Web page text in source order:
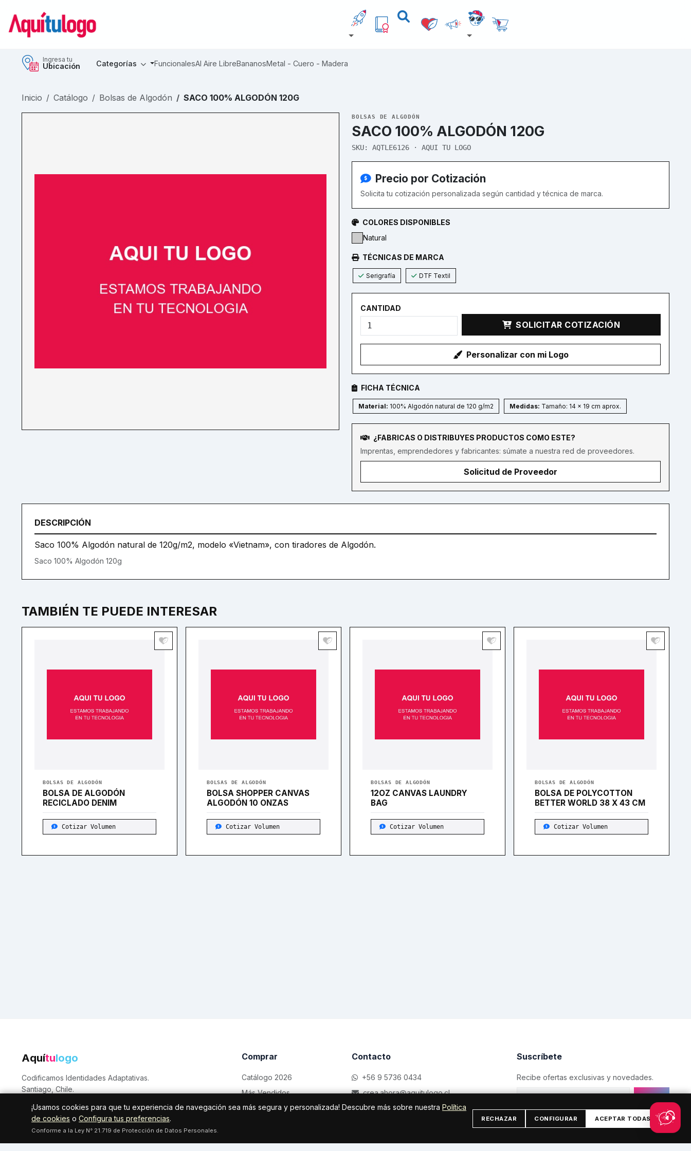
Ingresa tu
Ubicación Categorías FuncionalesAl Aire LibreBananosMetal - Cuero - Madera
Inicio Catálogo Bolsas de Algodón SACO 100% ALGODÓN 120G
BOLSAS DE ALGODÓN
SACO 100% ALGODÓN 120G
SKU: AQTLE6126 · AQUI TU LOGO
Precio por Cotización
Solicita tu cotización personalizada según cantidad y técnica de marca.
COLORES DISPONIBLES
Natural
TÉCNICAS DE MARCA
Serigrafía DTF Textil
CANTIDAD
SOLICITAR COTIZACIÓN
Personalizar con mi Logo
FICHA TÉCNICA
Material: 100% Algodón natural de 120 g/m2 Medidas: Tamaño: 14 x 19 cm aprox.
¿FABRICAS O DISTRIBUYES PRODUCTOS COMO ESTE?
Imprentas, emprendedores y fabricantes: súmate a nuestra red de proveedores.
Solicitud de Proveedor
DESCRIPCIÓN
Saco 100% Algodón natural de 120g/m2, modelo «Vietnam», con tiradores de Algodón.
Saco 100% Algodón 120g
TAMBIÉN TE PUEDE INTERESAR
BOLSAS DE ALGODÓN
BOLSA DE ALGODÓN
RECICLADO DENIM
Cotizar Volumen
BOLSAS DE ALGODÓN
BOLSA SHOPPER CANVAS
ALGODÓN 10 ONZAS
Cotizar Volumen
BOLSAS DE ALGODÓN
12OZ CANVAS LAUNDRY
BAG
Cotizar Volumen
BOLSAS DE ALGODÓN
BOLSA DE POLYCOTTON
BETTER WORLD 38 X 43 CM
Cotizar Volumen
Aquítulogo
Codificamos Identidades Adaptativas.
Santiago, Chile.
Comprar
Catálogo 2026
Más Vendidos
Ofertas
Contacto
+56 9 5736 0434
crea.ahora@aquitulogo.cl
Providencia, Región Metropolitana
Suscríbete
Recibe ofertas exclusivas y novedades.
¡Usamos cookies para que tu experiencia de navegación sea más segura y personalizada! Descubre más sobre nuestraPolítica
de cookies oConfigura tus preferencias.
Conforme a la Ley N° 21.719 de Protección de Datos Personales.
RECHAZAR CONFIGURAR ACEPTAR TODAS